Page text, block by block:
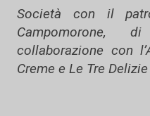
Società con il
collaborazione con
Creme e Le Tre